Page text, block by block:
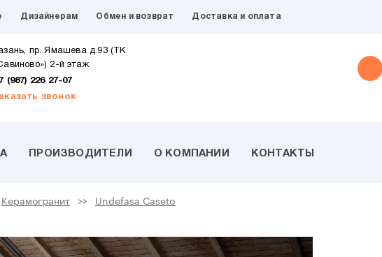
Дизайнерам Обмен и возврат Доставка и оплата
пр. Ямашева д.93 (ТК
2-й этаж
(987) 226 27-07
звонок
ПРОИЗВОДИТЕЛИ О КОМПАНИИ КОНТАКТЫ
Керамогранит Undefasa Caseto